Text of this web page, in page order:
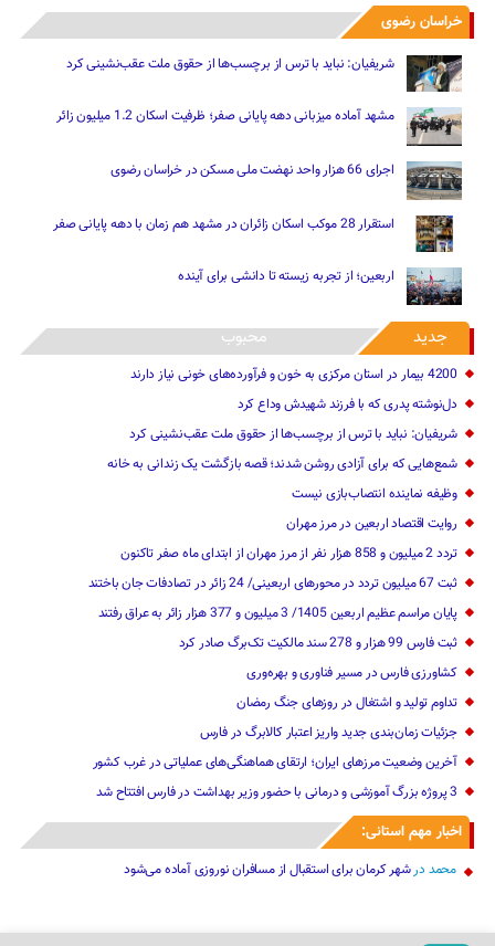
خراسان رضوی
شریفیان: نباید با ترس از برچسب‌ها از حقوق ملت عقب‌نشینی کرد
مشهد آماده میزبانی دهه پایانی صفر؛ ظرفیت اسکان 1.2 میلیون زائر
اجرای 66 هزار واحد نهضت ملی مسکن در خراسان رضوی
استقرار 28 موکب اسکان زائران در مشهد هم زمان با دهه پایانی صفر
اربعین؛ از تجربه زیسته تا دانشی برای آینده
جدید محبوب
4200 بیمار در استان مرکزی به خون و فرآورده‌های خونی نیاز دارند
دل‌نوشته پدری که با فرزند شهیدش وداع کرد
شریفیان: نباید با ترس از برچسب‌ها از حقوق ملت عقب‌نشینی کرد
شمع‌هایی که ‌برای آزادی روشن شدند؛ قصه بازگشت یک زندانی به خانه
وظیفه نماینده انتصاب‌بازی نیست
روایت اقتصاد اربعین در مرز مهران
تردد 2 میلیون و 858 هزار نفر از مرز مهران از ابتدای ماه صفر تاکنون
‌‌ثبت 67 میلیون تردد در محورهای اربعینی/ 24 زائر در تصادفات جان باختند
پایان مراسم عظیم اربعین 1405/ ‌3 میلیون و 377 ‌هزار زائر به عراق رفتند
ثبت فارس 99 هزار و 278 سند مالکیت تک‌برگ صادر کرد
کشاورزی فارس در مسیر فناوری و بهره‌وری
تداوم تولید و اشتغال در روزهای جنگ رمضان
جزئیات زمان‌بندی جدید واریز اعتبار کالابرگ در فارس
آخرین وضعیت مرزهای ایران؛ ارتقای هماهنگی‌های عملیاتی در غرب کشور
3 پروژه بزرگ آموزشی و درمانی با حضور وزیر بهداشت در فارس افتتاح شد
اخبار مهم استانی:
محمد درشهر کرمان برای استقبال از مسافران نوروزی آماده می‌شود